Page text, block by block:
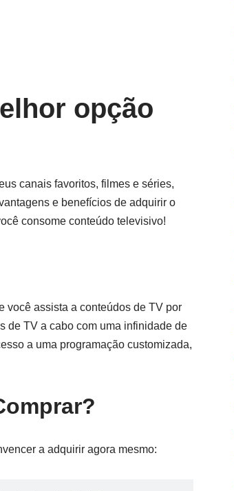
opção
canais favoritos, filmes e séries,
e benefícios de adquirir o
consome conteúdo televisivo!
você assista a conteúdos de TV por
de TV a cabo com uma infinidade de
a uma programação customizada,
a adquirir agora mesmo: